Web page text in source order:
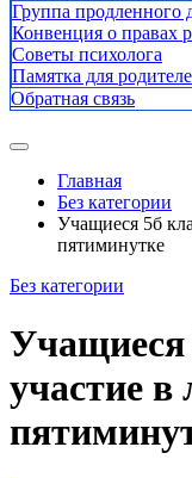
Группа
Конвенция о правах
Советы психолога
Памятка для
Обратная связь
Главная
Без категории
Учащиеся 5б
пятиминутке
Без категории
Учащиеся
участие в